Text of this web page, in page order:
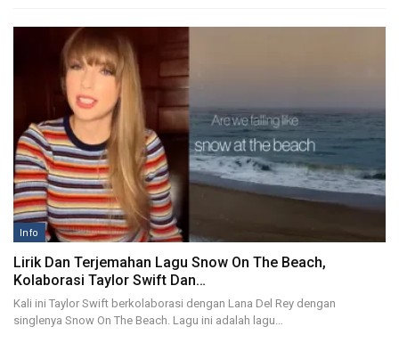
Info
Lirik Dan Terjemahan Lagu Snow On The Beach,
Kolaborasi Taylor Swift Dan…
Kali ini Taylor Swift berkolaborasi dengan Lana Del Rey dengan
singlenya Snow On The Beach. Lagu ini adalah lagu…